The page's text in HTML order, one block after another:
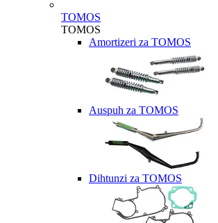
TOMOS
TOMOS
Amortizeri za TOMOS
Auspuh za TOMOS
Dihtunzi za TOMOS